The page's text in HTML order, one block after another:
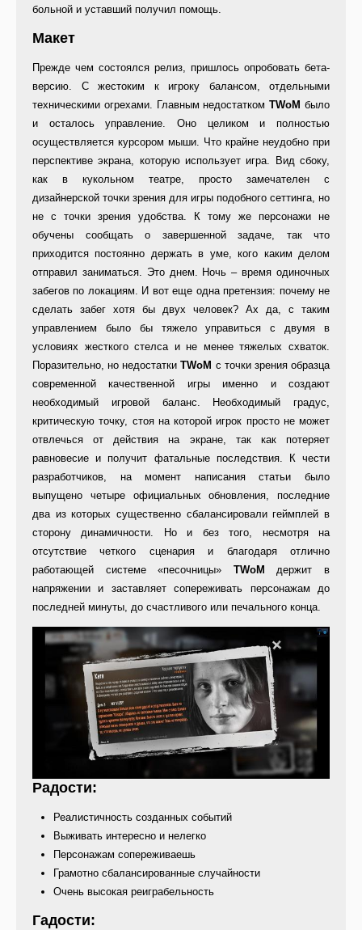
больной и уставший получил помощь.
Макет
Прежде чем состоялся релиз, пришлось опробовать бета-
версию. С жестоким к игроку балансом, отдельными
техническими огрехами. Главным недостаткомTWoMбыло
и осталось управление. Оно целиком и полностью
осуществляется курсором мыши. Что крайне неудобно при
перспективе экрана, которую использует игра. Вид сбоку,
как в кукольном театре, просто замечателен с
дизайнерской точки зрения для игры подобного сеттинга, но
не с точки зрения удобства. К тому же персонажи не
обучены сообщать о завершенной задаче, так что
приходится постоянно держать в уме, кого каким делом
отправил заниматься. Это днем. Ночь – время одиночных
забегов по локациям. И вот еще одна претензия: почему не
сделать забег хотя бы двух человек? Ах да, с таким
управлением было бы тяжело управиться с двумя в
условиях жесткого стелса и не менее тяжелых схваток.
Поразительно, но недостаткиTWoM с точки зрения образца
современной качественной игры именно и создают
необходимый игровой баланс. Необходимый градус,
критическую точку, стоя на которой игрок просто не может
отвлечься от действия на экране, так как потеряет
равновесие и получит фатальные последствия. К чести
разработчиков, на момент написания статьи было
выпущено четыре официальных обновления, последние
два из которых существенно сбалансировали геймплей в
сторону динамичности. Но и без того, несмотря на
отсутствие четкого сценария и благодаря отлично
работающей системе «песочницы» TWoM держит в
напряжении и заставляет сопереживать персонажам до
последней минуты, до счастливого или печального конца.
Радости:
Реалистичность созданных событий
Выживать интересно и нелегко
Персонажам сопереживаешь
Грамотно сбалансированные случайности
Очень высокая реиграбельность
Гадости: